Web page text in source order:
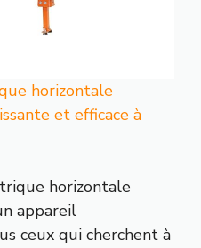
horizontale
et efficace à
horizontale
appareil
ceux qui cherchent à